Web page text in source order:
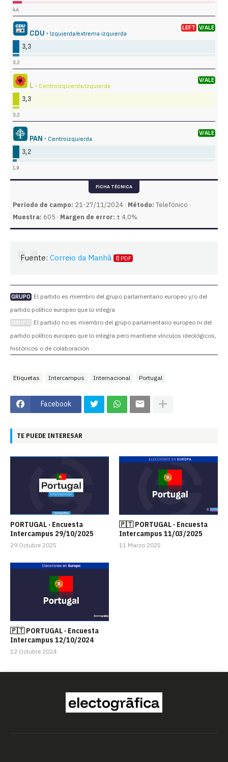
4,4
CDU · Izquierda/extrema izquierda
LEFT V/ALE
3,3
3,2
L · Centroizquierda/izquierda
V/ALE
3,3
3,2
PAN · Centroizquierda
V/ALE
3,2
1,9
FICHA TÉCNICA
Periodo de campo: 21-27/11/2024 · Método: Telefónico ·
Muestra: 605 · Margen de error: ± 4,0%
Fuente: Correio da Manhã 📄PDF
GRUPO El partido es miembro del grupo parlamentario europeo y/o del
partido político europeo que lo integra
GRUPO El partido no es miembro del grupo parlamentario europeo ni del
partido político europeo que lo integra pero mantiene vínculos ideológicos,
históricos o de colaboración
Etiquetas Intercampus Internacional Portugal
Facebook
TE PUEDE INTERESAR
PORTUGAL · Encuesta
Intercampus 29/10/2025
29 Octubre 2025
🇵🇹 PORTUGAL · Encuesta
Intercampus 11/03/2025
11 Marzo 2025
🇵🇹 PORTUGAL · Encuesta
Intercampus 12/10/2024
12 Octubre 2024